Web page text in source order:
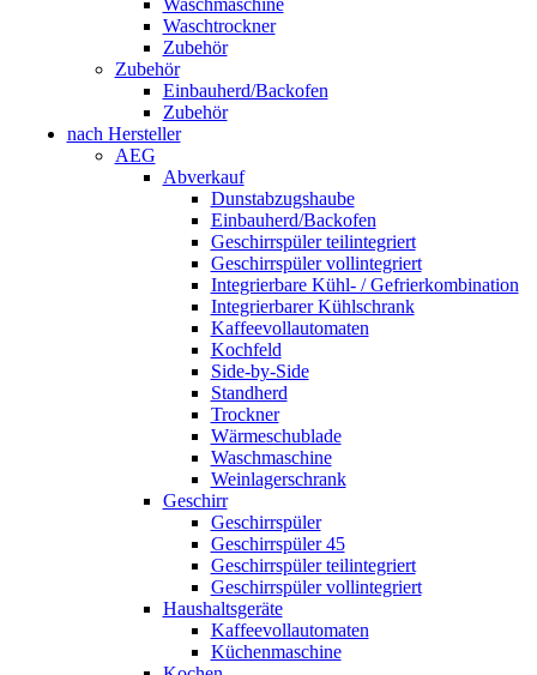
Waschmaschine
Waschtrockner
Zubehör
Zubehör
Einbauherd/Backofen
Zubehör
nach Hersteller
AEG
Abverkauf
Dunstabzugshaube
Einbauherd/Backofen
Geschirrspüler teilintegriert
Geschirrspüler vollintegriert
Integrierbare Kühl- / Gefrierkombination
Integrierbarer Kühlschrank
Kaffeevollautomaten
Kochfeld
Side-by-Side
Standherd
Trockner
Wärmeschublade
Waschmaschine
Weinlagerschrank
Geschirr
Geschirrspüler
Geschirrspüler 45
Geschirrspüler teilintegriert
Geschirrspüler vollintegriert
Haushaltsgeräte
Kaffeevollautomaten
Küchenmaschine